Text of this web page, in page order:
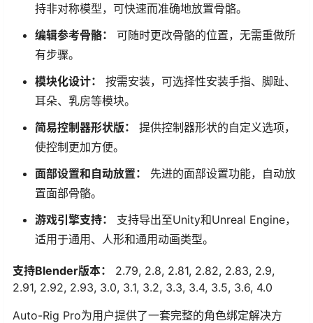
持非对称模型，可快速而准确地放置骨骼。
编辑参考骨骼：
可随时更改骨骼的位置，无需重做所
有步骤。
模块化设计：
按需安装，可选择性安装手指、脚趾、
耳朵、乳房等模块。
简易控制器形状版：
提供控制器形状的自定义选项，
使控制更加方便。
面部设置和自动放置：
先进的面部设置功能，自动放
置面部骨骼。
游戏引擎支持：
支持导出至Unity和Unreal Engine，
适用于通用、人形和通用动画类型。
支持Blender版本：
2.79, 2.8, 2.81, 2.82, 2.83, 2.9,
2.91, 2.92, 2.93, 3.0, 3.1, 3.2, 3.3, 3.4, 3.5, 3.6, 4.0
Auto-Rig Pro为用户提供了一套完整的角色绑定解决方